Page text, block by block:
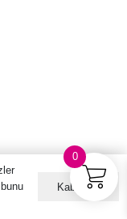
0
Kabul ET